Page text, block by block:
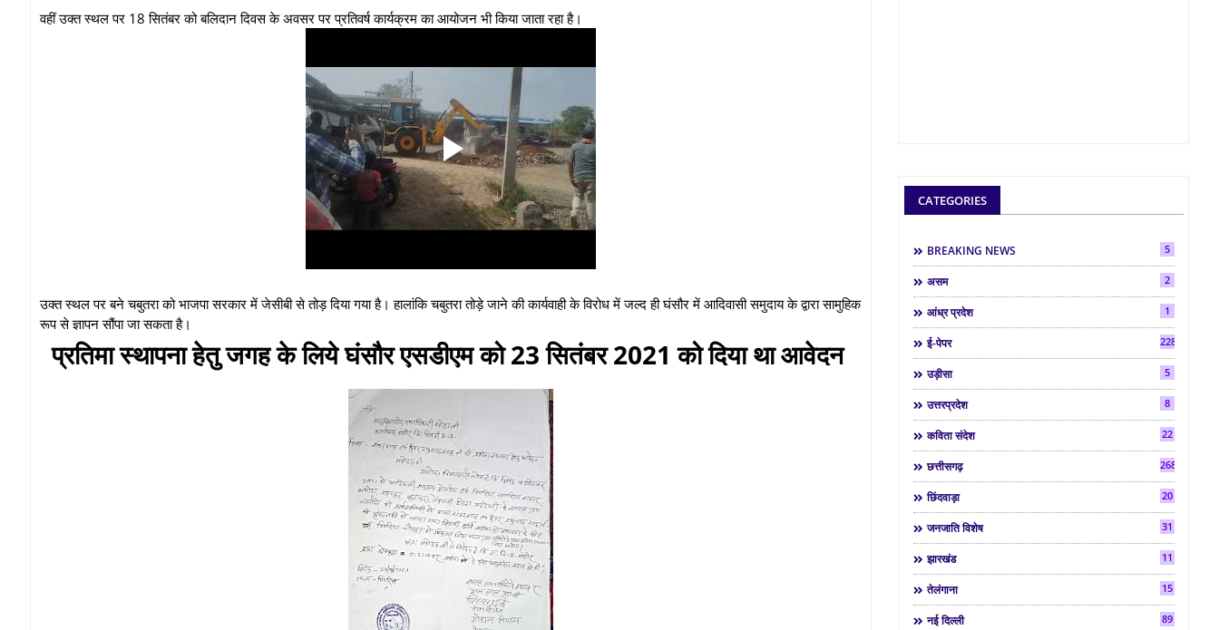
वहीं उक्त स्थल पर 18 सितंबर को बलिदान दिवस के अवसर पर प्रतिवर्ष कार्यक्रम का आयोजन भी किया जाता रहा है।
उक्त स्थल पर बने चबुतरा को भाजपा सरकार में जेसीबी से तोड़ दिया गया है। हालांकि चबुतरा तोड़े जाने की कार्यवाही के विरोध में जल्द ही घंसौर में आदिवासी समुदाय के द्वारा सामुहिक
रूप से ज्ञापन सौंपा जा सकता है।
प्रतिमा स्थापना हेतु जगह के लिये घंसौर एसडीएम को 23 सितंबर 2021 को दिया था आवेदन
CATEGORIES
BREAKING NEWS 5
असम 2
आंध्र प्रदेश 1
ई-पेपर 2286
उड़ीसा 5
उत्तरप्रदेश 8
कविता संदेश 22
छत्तीसगढ़ 268
छिंदवाड़ा 20
जनजाति विशेष 31
झारखंड 11
तेलंगाना 15
नई दिल्ली 89